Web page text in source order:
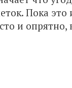
Пока это
и опрятно,